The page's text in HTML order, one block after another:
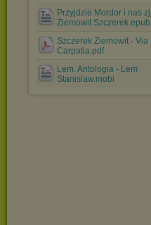
Przyjdzie Mordor i nas
Ziemowit Szczerek.epub
Szczerek Ziemowit - Via
Carpatia.pdf
Lem. Antologia - Lem
Stanislaw.mobi